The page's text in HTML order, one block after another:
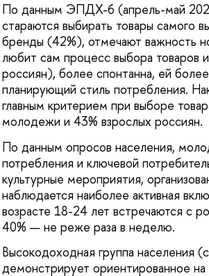
По данным ЭПДХ-6 (апрель-май
стараются выбирать товары самого
бренды (42%), отмечают важность
любит сам процесс выбора товаров
россиян), более спонтанна, ей
планирующий стиль потребления.
главным критерием при выборе
молодежи и 43% взрослых россиян.
По данным опросов населения,
потребления и ключевой
культурные мероприятия,
наблюдается наиболее активная
возрасте 18-24 лет встречаются с
40% — не реже раза в неделю.
Высокодоходная группа населения
демонстрирует ориентированное